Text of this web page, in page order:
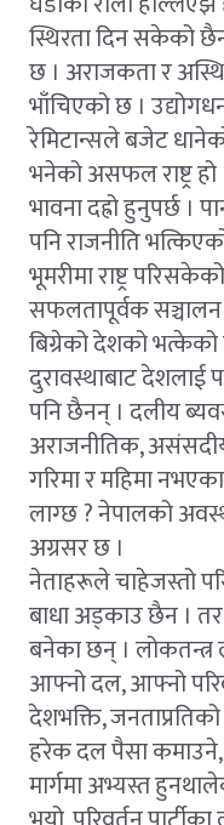
स्थिरता दिन सकेको
छ । अराजकता र
भाँचिएको छ ।
रेमिटान्सले बजेट
भनेको असफल राष्ट्र हो
भावना दह्रो हुनुपर्छ ।
पनि राजनीति
भूमरीमा राष्ट्र
सफलतापूर्वक
बिग्रेको देशको
दुरावस्थाबाट
पनि छैनन् । दलीय
अराजनीतिक,
गरिमा र महिमा
लाग्छ ? नेपालको
अग्रसर छ ।
नेताहरूले चाहेजस्तो
बाधा अड्काउ छैन ।
बनेका छन् । लोकतन्त्र
आफ्नो दल, आफ्नो
देशभक्ति,
हरेक दल पैसा कमाउने,
मार्गमा अभ्यस्त